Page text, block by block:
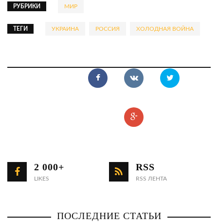
РУБРИКИ МИР
ТЕГИ УКРАИНА РОССИЯ ХОЛОДНАЯ ВОЙНА
2 000+
LIKES
RSS
RSS ЛЕНТА
ПОСЛЕДНИЕ СТАТЬИ